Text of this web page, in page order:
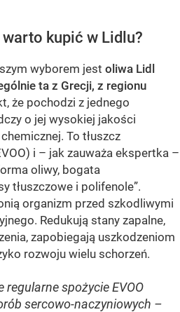
kupić w Lidlu?
wyborem jest oliwa Lidl
ta z Grecji, z regionu
że pochodzi z jednego
o jej wysokiej jakości
To tłuszcz
i – jak zauważa ekspertka –
oliwy, bogata
tłuszczowe i polifenole”.
organizm przed szkodliwymi
Redukują stany zapalne,
zapobiegają uszkodzeniom
rozwoju wielu schorzeń.
spożycie EVOO
sercowo-naczyniowych –